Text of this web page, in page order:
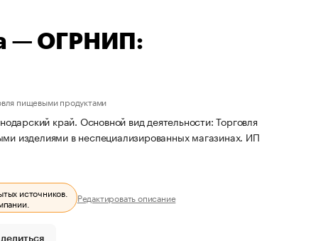
— ОГРНИП:
пищевыми продуктами
край. Основной вид деятельности: Торговля
изделиями в неспециализированных магазинах. ИП
источников. Редактировать описание